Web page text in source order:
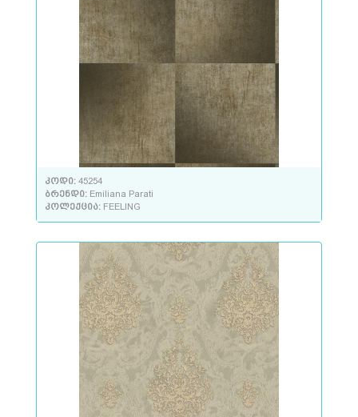
კოდი: 45254
ბრენდი: Emiliana Parati
კოლექცია: FEELING